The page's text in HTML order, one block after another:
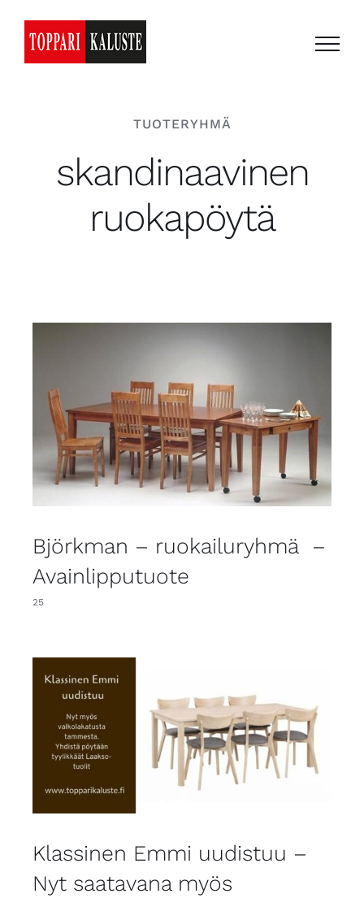
content
TUOTERYHMÄ
skandinaavinen
ruokapöytä
Björkman – ruokailuryhmä –
Avainlipputuote
25
Klassinen Emmi uudistuu –
Nyt saatavana myös